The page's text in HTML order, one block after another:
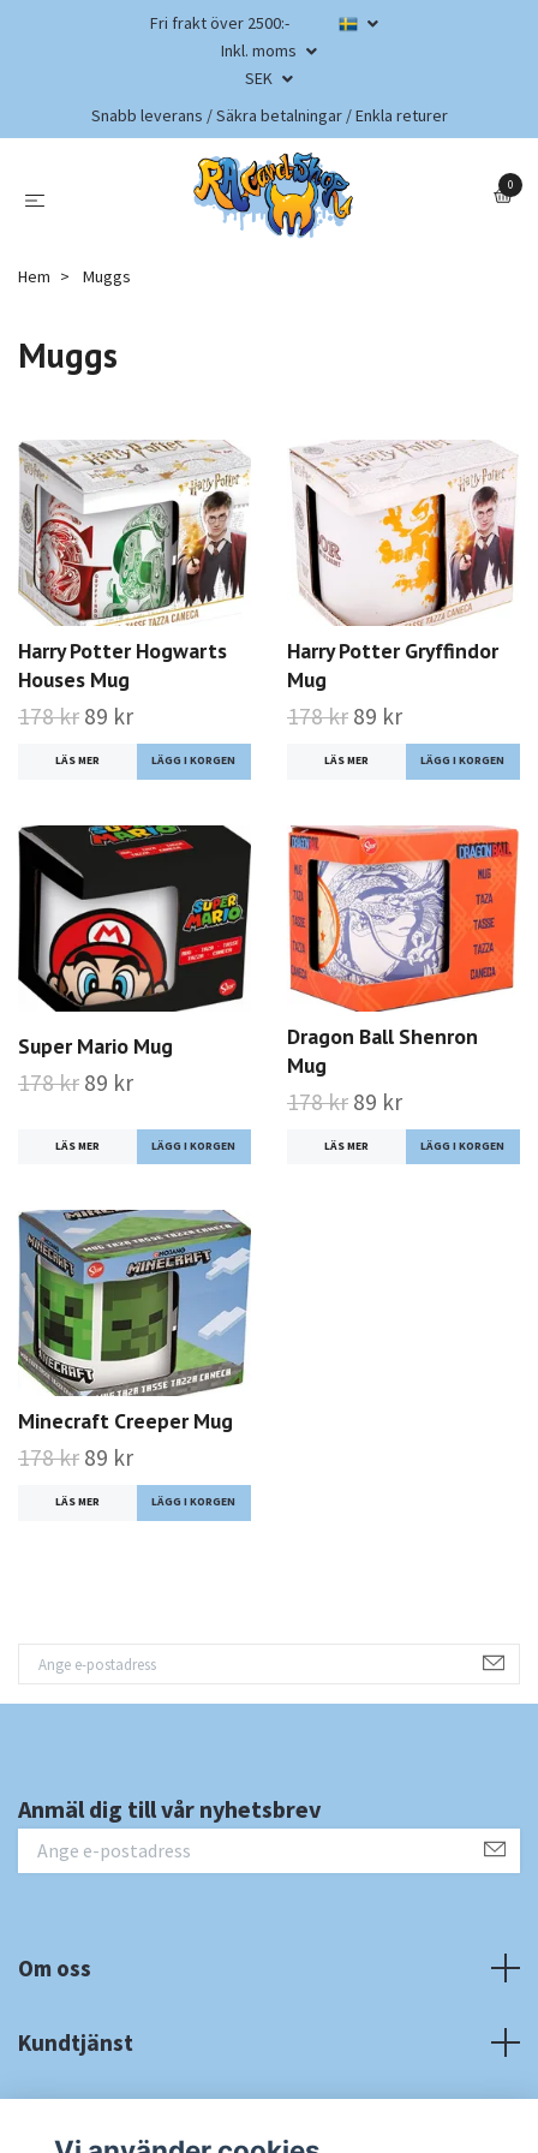
Fri frakt över 2500:-
Inkl. moms
SEK
Snabb leverans / Säkra betalningar / Enkla returer
0
Hem Muggs
Muggs
Harry Potter Hogwarts
Houses Mug
178 kr 89 kr
LÄS MER
Harry Potter Gryffindor
Mug
178 kr 89 kr
LÄS MER
Super Mario Mug
178 kr 89 kr
LÄS MER
Dragon Ball Shenron
Mug
178 kr 89 kr
LÄS MER
Minecraft Creeper Mug
178 kr 89 kr
LÄS MER
Anmäl dig till vår nyhetsbrev
Om oss
Kundtjänst